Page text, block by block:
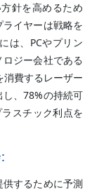
針を高めるため
イヤーは戦略を
は、PCやプリン
ジー会社である
費するレーザー
、78%の持続可
スチック利点を
供するために予測